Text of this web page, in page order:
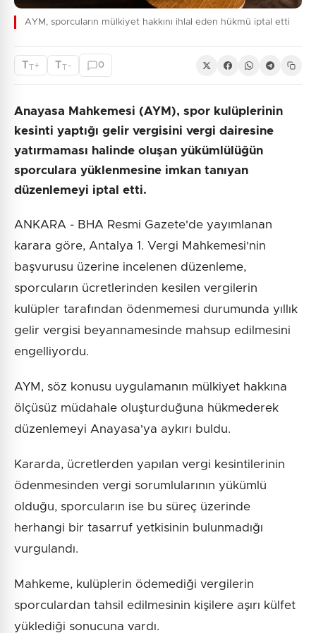
AYM, sporcuların mülkiyet hakkını ihlal eden hükmü iptal etti
TT+ TT - 0
Anayasa Mahkemesi (AYM), spor kulüplerinin
kesinti yaptığı gelir vergisini vergi dairesine
yatırmaması halinde oluşan yükümlülüğün
sporculara yüklenmesine imkan tanıyan
düzenlemeyi iptal etti.
ANKARA - BHA Resmi Gazete'de yayımlanan
karara göre, Antalya 1. Vergi Mahkemesi'nin
başvurusu üzerine incelenen düzenleme,
sporcuların ücretlerinden kesilen vergilerin
kulüpler tarafından ödenmemesi durumunda yıllık
gelir vergisi beyannamesinde mahsup edilmesini
engelliyordu.
AYM, söz konusu uygulamanın mülkiyet hakkına
ölçüsüz müdahale oluşturduğuna hükmederek
düzenlemeyi Anayasa'ya aykırı buldu.
Kararda, ücretlerden yapılan vergi kesintilerinin
ödenmesinden vergi sorumlularının yükümlü
olduğu, sporcuların ise bu süreç üzerinde
herhangi bir tasarruf yetkisinin bulunmadığı
vurgulandı.
Mahkeme, kulüplerin ödemediği vergilerin
sporculardan tahsil edilmesinin kişilere aşırı külfet
yüklediği sonucuna vardı.